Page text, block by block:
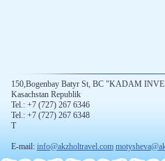
150,Bogenbay Batyr St, BC "KADAM
Kasachstan Republik
Tel.: +7 (727) 267 6346
Tel.: +7 (727) 267 6348
T
E-mail: info@akzholtravel.com